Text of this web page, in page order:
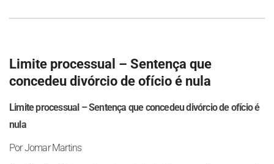
Limite processual – Sentença que
concedeu divórcio de ofício é nula
Limite processual – Sentença que concedeu divórcio de ofício é
nula
Por Jomar Martins